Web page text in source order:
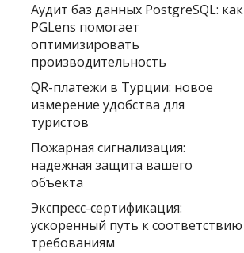
Аудит баз данных PostgreSQL: как
PGLens помогает
оптимизировать
производительность
QR-платежи в Турции: новое
измерение удобства для
туристов
Пожарная сигнализация:
надежная защита вашего
объекта
Экспресс-сертификация:
ускоренный путь к соответствию
требованиям